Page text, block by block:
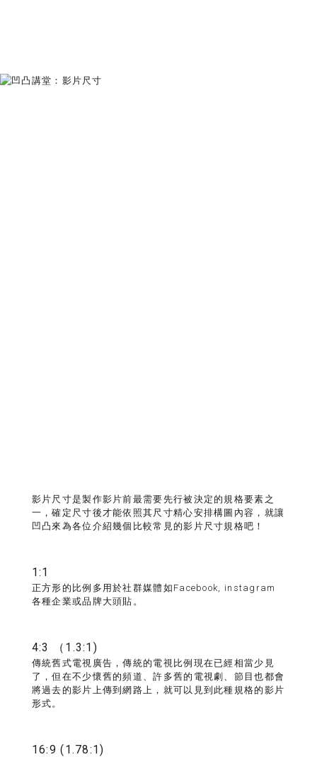
影片尺寸是製作影片前最需要先行被決定的規格要素之
一，確定尺寸後才能依照其尺寸精心安排構圖內容，就讓
凹凸來為各位介紹幾個比較常見的影片尺寸規格吧！
1:1
正方形的比例多用於社群媒體如Facebook, instagram
各種企業或品牌大頭貼。
4:3 （1.3:1)
傳統舊式電視廣告，傳統的電視比例現在已經相當少見
了，但在不少懷舊的頻道、許多舊的電視劇、節目也都會
將過去的影片上傳到網路上，就可以見到此種規格的影片
形式。
16:9 (1.78:1)